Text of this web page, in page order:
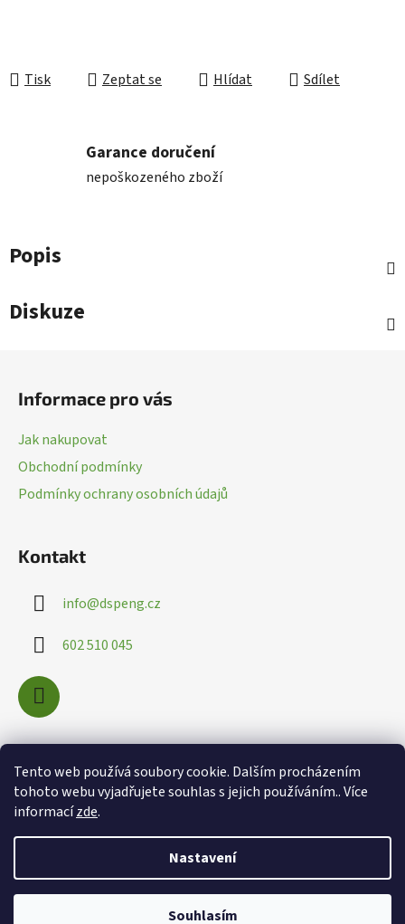
Tento web používá soubory cookie. Dalším procházením
tohoto webu vyjadřujete souhlas s jejich používáním.. Více
informacízde.
Nastavení
Souhlasím
Tisk Zeptat se Hlídat Sdílet
Garance doručení
nepoškozeného zboží
Popis
Diskuze
Informace pro vás
Jak nakupovat
Obchodní podmínky
Podmínky ochrany osobních údajů
Kontakt
info@dspeng.cz
602 510 045
Nákupní košík